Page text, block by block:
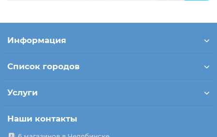
Информация
Список городов
Услуги
Наши контакты